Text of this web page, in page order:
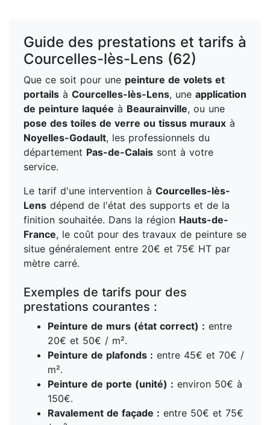
Guide des prestations et tarifs à
Courcelles-lès-Lens (62)
Que ce soit pour une peinture de volets et
portails à Courcelles-lès-Lens, une application
de peinture laquée à Beaurainville, ou une
pose des toiles de verre ou tissus muraux à
Noyelles-Godault, les professionnels du
département Pas-de-Calais sont à votre
service.
Le tarif d'une intervention à Courcelles-lès-
Lens dépend de l'état des supports et de la
finition souhaitée. Dans la région Hauts-de-
France, le coût pour des travaux de peinture se
situe généralement entre 20€ et 75€ HT par
mètre carré.
Exemples de tarifs pour des
prestations courantes :
Peinture de murs (état correct) : entre
20€ et 50€ / m².
Peinture de plafonds : entre 45€ et 70€ /
m².
Peinture de porte (unité) : environ 50€ à
150€.
Ravalement de façade : entre 50€ et 75€